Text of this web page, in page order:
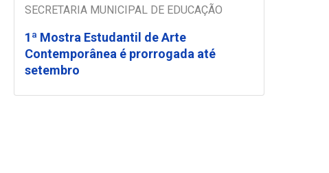
SECRETARIA MUNICIPAL DE EDUCAÇÃO
1ª Mostra Estudantil de Arte
Contemporânea é prorrogada até
setembro